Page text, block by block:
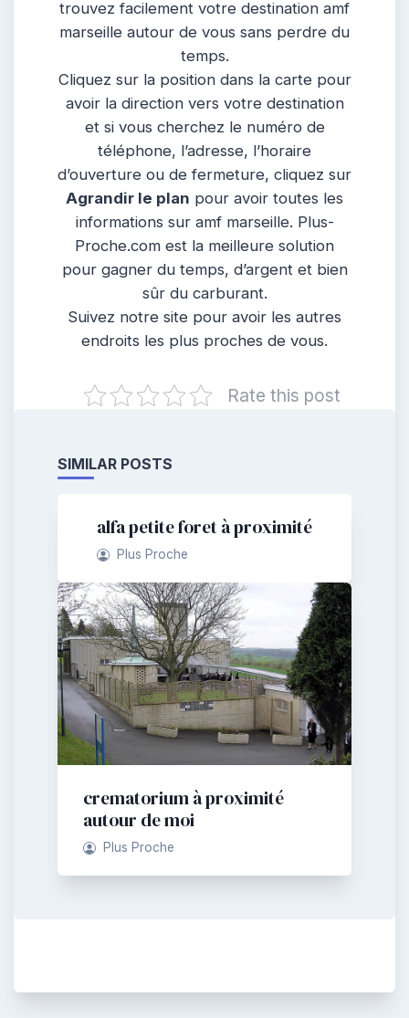
trouvez facilement votre destination amf
marseille autour de vous sans perdre du
temps.
Cliquez sur la position dans la carte pour
avoir la direction vers votre destination
et si vous cherchez le numéro de
téléphone, l’adresse, l’horaire
d’ouverture ou de fermeture, cliquez sur
Agrandir le plan pour avoir toutes les
informations sur amf marseille. Plus-
Proche.com est la meilleure solution
pour gagner du temps, d’argent et bien
sûr du carburant.
Suivez notre site pour avoir les autres
endroits les plus proches de vous.
Rate this post
SIMILAR POSTS
alfa petite foret à proximité
Plus Proche
crematorium à proximité
autour de moi
Plus Proche